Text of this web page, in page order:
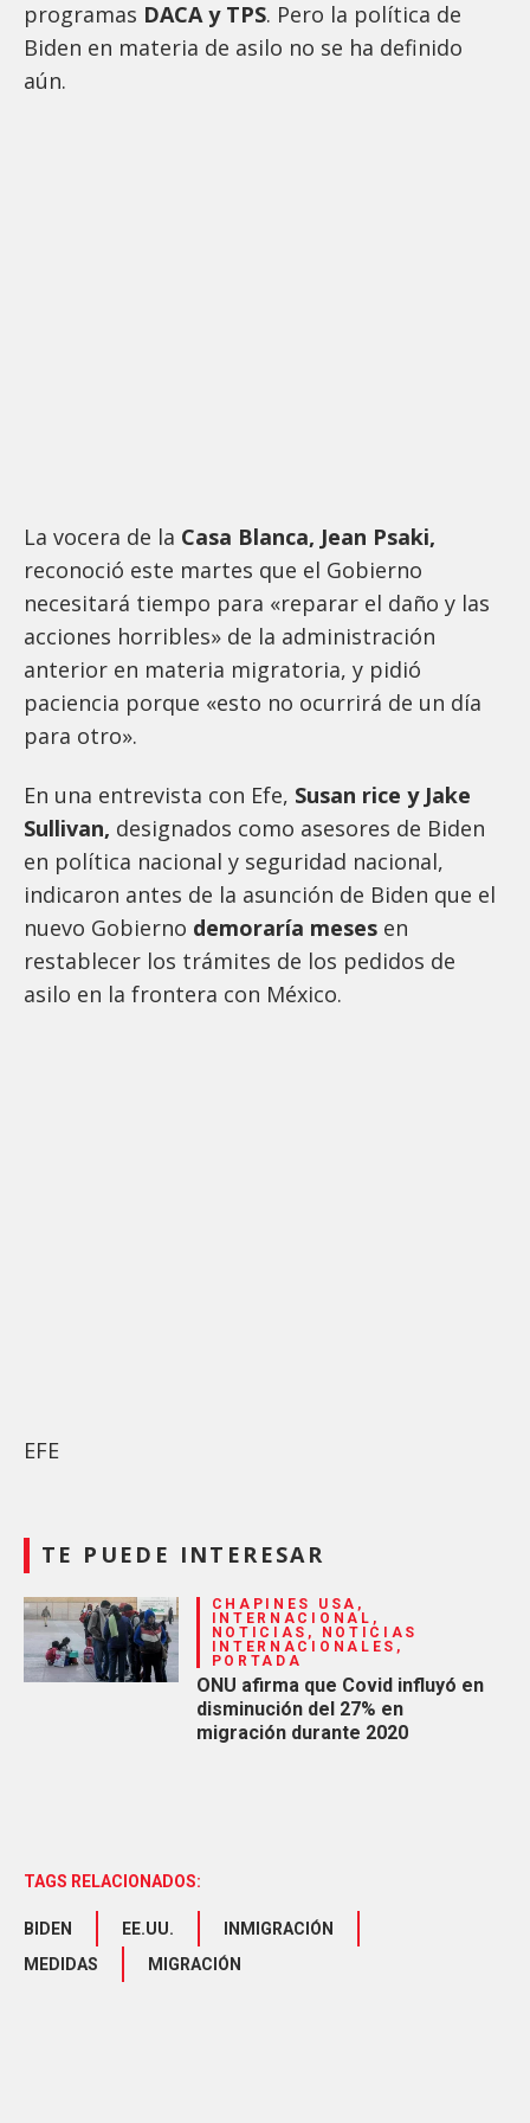
programas DACA y TPS. Pero la política de
Biden en materia de asilo no se ha definido
aún.
La vocera de la Casa Blanca, Jean Psaki,
reconoció este martes que el Gobierno
necesitará tiempo para «reparar el daño y las
acciones horribles» de la administración
anterior en materia migratoria, y pidió
paciencia porque «esto no ocurrirá de un día
para otro».
En una entrevista con Efe, Susan rice y Jake
Sullivan, designados como asesores de Biden
en política nacional y seguridad nacional,
indicaron antes de la asunción de Biden que el
nuevo Gobierno demoraría meses en
restablecer los trámites de los pedidos de
asilo en la frontera con México.
EFE
TE PUEDE INTERESAR
CHAPINES USA,
INTERNACIONAL,
NOTICIAS, NOTICIAS
INTERNACIONALES,
PORTADA
ONU afirma que Covid influyó en
disminución del 27% en
migración durante 2020
TAGS RELACIONADOS:
BIDEN EE.UU.
INMIGRACIÓN
MEDIDAS
MIGRACIÓN